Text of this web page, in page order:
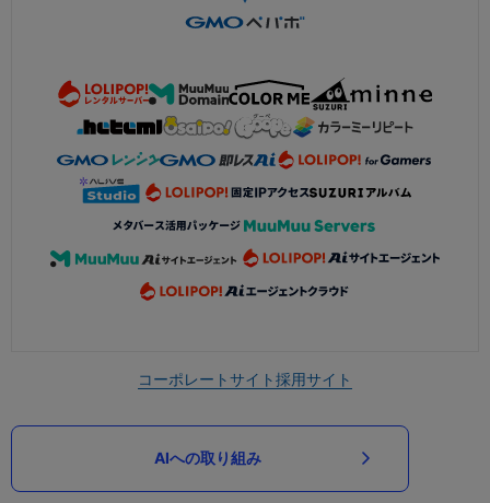
コーポレートサイト採用サイト
AIへの取り組み